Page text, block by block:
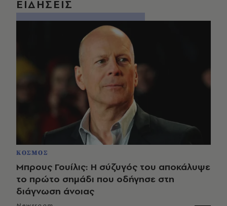
ΕΙΔΗΣΕΙΣ
ΚΟΣΜΟΣ
Μπρους Γουίλις: Η σύζυγός του αποκάλυψε
το πρώτο σημάδι που οδήγησε στη
διάγνωση άνοιας